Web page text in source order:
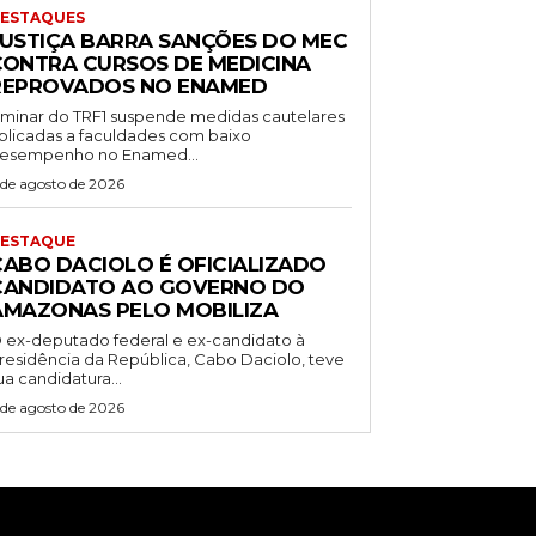
BARRA SANÇÕES DO MEC
CURSOS DE MEDICINA
NO ENAMED
do TRF1 suspende medidas cautelares
a faculdades com baixo
no Enamed...
agosto de 2026
DACIOLO É OFICIALIZADO
AO GOVERNO DO
PELO MOBILIZA
ex-deputado federal e ex-candidato à
da República, Cabo Daciolo, teve
candidatura...
agosto de 2026